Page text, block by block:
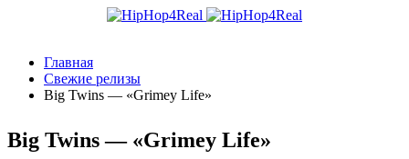
Главная
Свежие релизы
Big Twins — «Grimey Life»
Big Twins — «Grimey Life»